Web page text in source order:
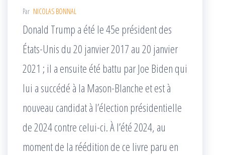
Par NICOLAS BONNAL
Donald Trump a été le 45e président des
États-Unis du 20 janvier 2017 au 20 janvier
2021 ; il a ensuite été battu par Joe Biden qui
lui a succédé à la Mason-Blanche et est à
nouveau candidat à l’élection présidentielle
de 2024 contre celui-ci. À l’été 2024, au
moment de la réédition de ce livre paru en